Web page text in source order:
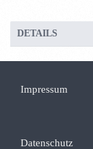
DETAILS
Impressum
Datenschutz